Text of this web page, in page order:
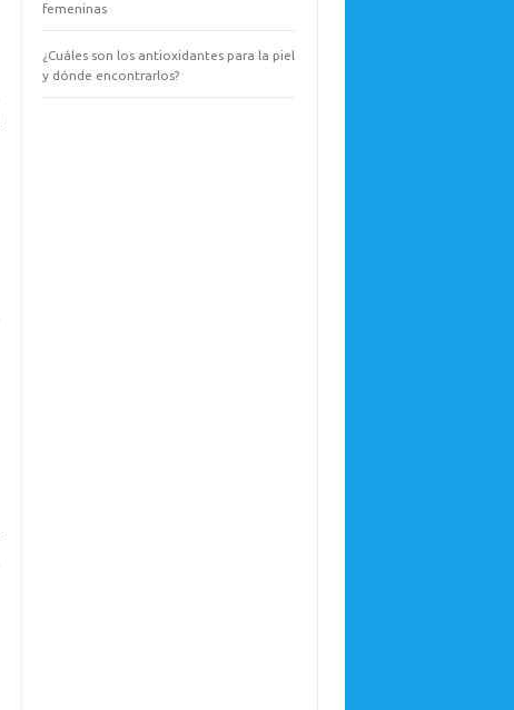
femeninas
¿Cuáles son los antioxidantes para la piel
y dónde encontrarlos?